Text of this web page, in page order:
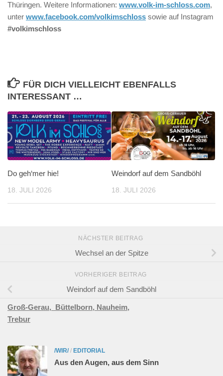
Thüringen. Weitere Informationen: www.volk-im-schloss.com,
unter www.facebook.com/volkimschloss sowie auf Instagram
#volkimschloss
FÜR DICH VIELLEICHT EBENFALLS
INTERESSANT …
Do geh‘mer hie!
18. JULI 2026
Weindorf auf dem Sandböhl
18. JULI 2026
NÄCHSTER BEITRAG
Wechsel an der Spitze
VORHERIGER BEITRAG
Weindorf auf dem Sandböhl
Groß-Gerau, Büttelborn, Nauheim,
Trebur
/WIR/ / EDITORIAL
Aus den Augen, aus dem Sinn